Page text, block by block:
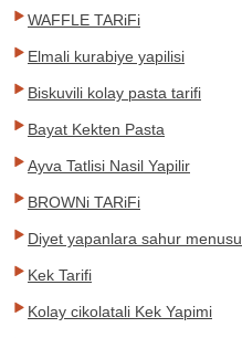
WAFFLE TARiFi
Elmali kurabiye yapilisi
Biskuvili kolay pasta tarifi
Bayat Kekten Pasta
Ayva Tatlisi Nasil Yapilir
BROWNi TARiFi
Diyet yapanlara sahur menusu
Kek Tarifi
Kolay cikolatali Kek Yapimi